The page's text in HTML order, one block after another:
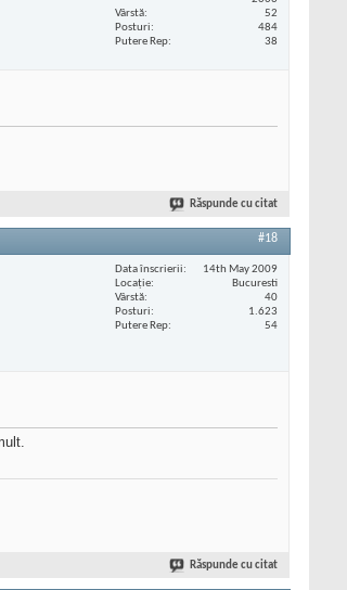
Vârstă
52
Posturi
484
Putere Rep
38
Răspunde cu citat
#18
Data înscrierii
14th May 2009
Locaţie
Bucuresti
Vârstă
40
Posturi
1.623
Putere Rep
54
Răspunde cu citat